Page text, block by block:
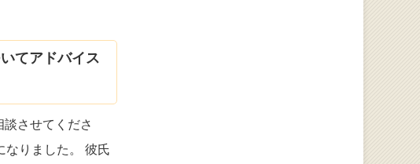
てアドバイス
させてくださ
なりました。 彼氏